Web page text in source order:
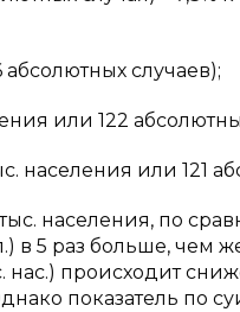
случаев);
или 122
населения или 121
населения, по
в 5 раз больше, чем
нас.) происходит
показатель по